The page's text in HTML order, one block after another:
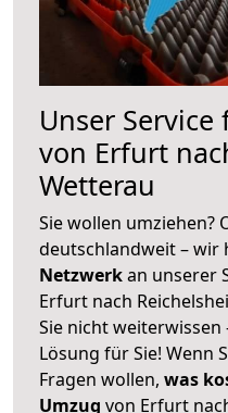
Unser
von Erfurt
Wetterau
Sie wollen umziehen?
deutschlandweit – wir
Netzwerkan unserer
Erfurt nach
Sie nicht
Lösung für Sie! Wenn
Fragen wollen, was
Umzug von Erfurt